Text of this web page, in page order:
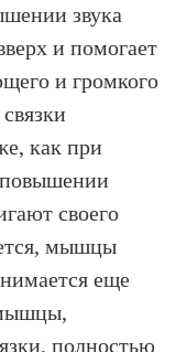
звука
и помогает
и громкого
как при
своего
мышцы
еще
полностью